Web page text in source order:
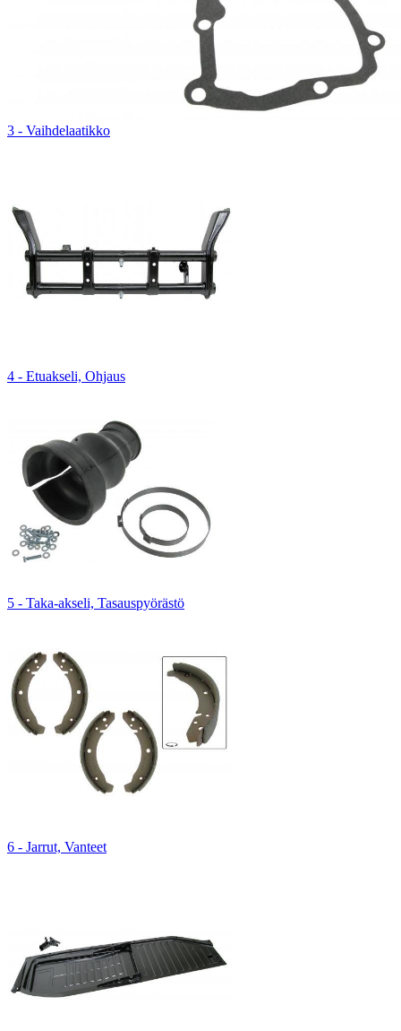
3 - Vaihdelaatikko
4 - Etuakseli, Ohjaus
5 - Taka-akseli, Tasauspyörästö
6 - Jarrut, Vanteet